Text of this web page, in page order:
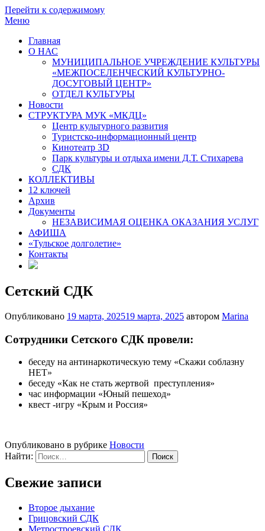
Перейти к содержимому
Меню
Главная
О НАС
МУНИЦИПАЛЬНОЕ УЧРЕЖДЕНИЕ КУЛЬТУРЫ
«МЕЖПОСЕЛЕНЧЕСКИЙ КУЛЬТУРНО-
ДОСУГОВЫЙ ЦЕНТР»
ОТДЕЛ КУЛЬТУРЫ
Новости
СТРУКТУРА МУК «МКДЦ»
Центр культурного развития
Туристско-информационный центр
Кинотеатр 3D
Парк культуры и отдыха имени Д.Т. Стихарева
СДК
КОЛЛЕКТИВЫ
12 ключей
Архив
Документы
НЕЗАВИСИМАЯ ОЦЕНКА ОКАЗАНИЯ УСЛУГ
АФИША
«Тульское долголетие»
Контакты
Сетский СДК
Опубликовано 19 марта, 202519 марта, 2025 автором Marina
Сотрудники Сетского СДК провели:
беседу на антинаркотическую тему «Скажи соблазну
НЕТ»
беседу «Как не стать жертвой преступления»
час информации «Юный пешеход»
квест -игру «Крым и Россия»
Опубликовано в рубрике Новости
Найти:
Свежие записи
Второе дыхание
Грицовский СДК
Метростроевский СДК